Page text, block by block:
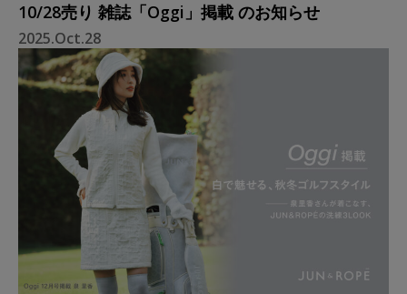
10/28売り 雑誌「Oggi」掲載 のお知らせ
2025.Oct.28